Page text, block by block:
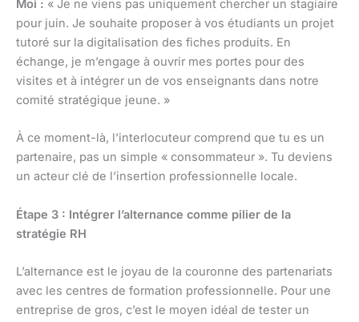
Moi : « Je ne viens pas uniquement chercher un stagiaire
pour juin. Je souhaite proposer à vos étudiants un projet
tutoré sur la digitalisation des fiches produits. En
échange, je m’engage à ouvrir mes portes pour des
visites et à intégrer un de vos enseignants dans notre
comité stratégique jeune. »
À ce moment-là, l’interlocuteur comprend que tu es un
partenaire, pas un simple « consommateur ». Tu deviens
un acteur clé de l’insertion professionnelle locale.
Étape 3 : Intégrer l’alternance comme pilier de la
stratégie RH
L’alternance est le joyau de la couronne des partenariats
avec les centres de formation professionnelle. Pour une
entreprise de gros, c’est le moyen idéal de tester un